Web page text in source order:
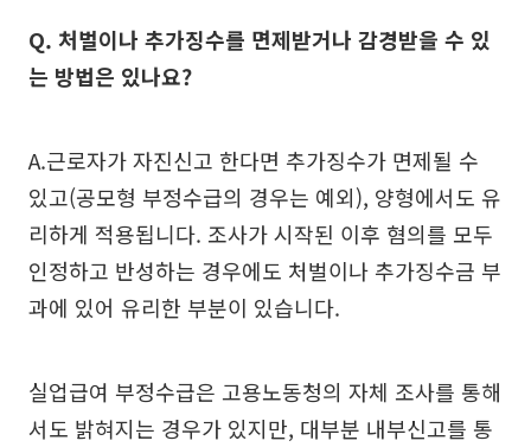
Q. 처벌이나 추가징수를 면제받거나 감경받을 수 있
는 방법은 있나요?
A.근로자가 자진신고 한다면 추가징수가 면제될 수
있고(공모형 부정수급의 경우는 예외), 양형에서도 유
리하게 적용됩니다. 조사가 시작된 이후 혐의를 모두
인정하고 반성하는 경우에도 처벌이나 추가징수금 부
과에 있어 유리한 부분이 있습니다.
실업급여 부정수급은 고용노동청의 자체 조사를 통해
서도 밝혀지는 경우가 있지만, 대부분 내부신고를 통